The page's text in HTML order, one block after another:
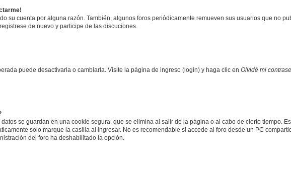
su cuenta por alguna razón. También, algunos foros periódicamente remueven sus usuarios que no
de nuevo y participe de las discuciones.
puede desactivarla o cambiarla. Visite la página de ingreso (login) y haga clic en Olvidé mi
se guardan en una cookie segura, que se elimina al salir de la página o al cabo de cierto tiempo.
solo marque la casilla al ingresar. No es recomendable si accede al foro desde un PC
del foro ha deshabilitado la opción.